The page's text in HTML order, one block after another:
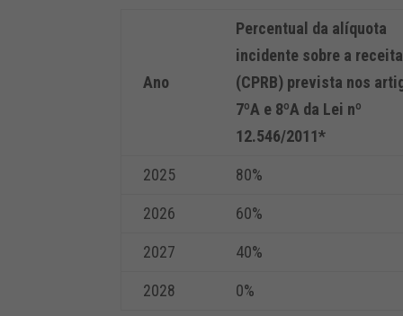
Ano
Percentual da alíquota
incidente sobre a
(CPRB) prevista nos
7ºA e 8ºA da Lei nº
12.546/2011*
2025 80%
2026 60%
2027 40%
2028 0%